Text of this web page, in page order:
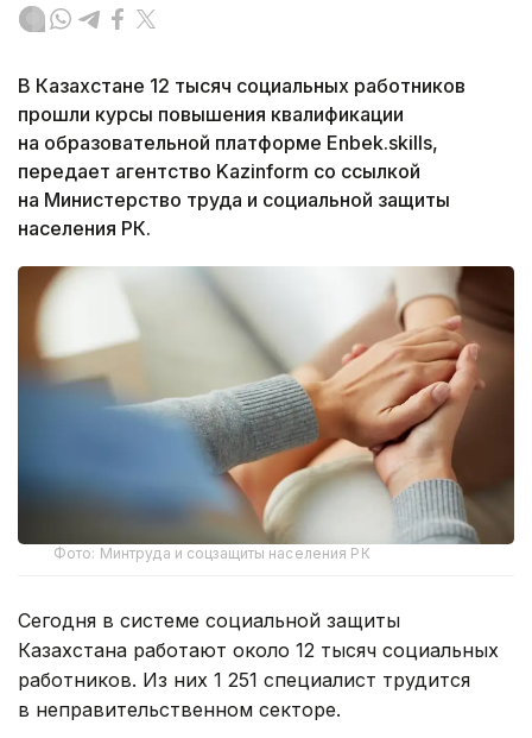
В Казахстане 12 тысяч социальных работников
прошли курсы повышения квалификации
на образовательной платформе Enbek.skills,
передает агентство Kazinform со ссылкой
на Министерство труда и социальной защиты
населения РК.
Фото: Минтруда и соцзащиты населения РК
Сегодня в системе социальной защиты
Казахстана работают около 12 тысяч социальных
работников. Из них 1 251 специалист трудится
в неправительственном секторе.